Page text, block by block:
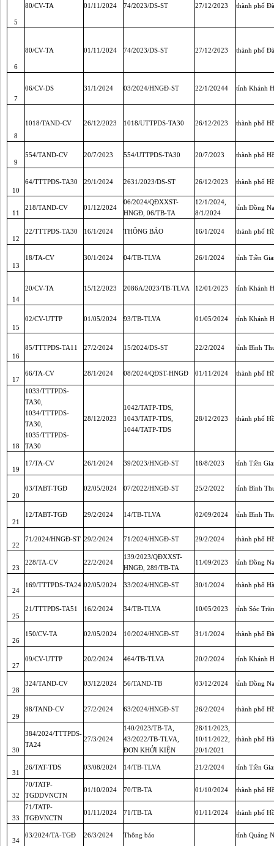
5
80/CV-TA 01/11/2024 74/2023/DS-ST 27/12/2023 thành phố
6
80/CV-TA 01/11/2024 74/2023/DS-ST 27/12/2023 thành phố
7
06/CV-DS 31/1/2024 03/2024/HNGĐ-ST 22/1/20244 tỉnh Khánh
8
1018/TAND-CV 26/12/2023 1018/UTTPDS-TA30 26/12/2023 thành phố
9
554/TAND-CV 20/7/2023 554/UTTPDS-TA30 20/7/2023 thành phố
10
64/TTTPDS-TA30 29/1/2024 2631/2023/DS-ST 26/12/2023 thành phố
11
218/TAND-CV 01/12/2024
06/2024/QĐXXST-
HNGĐ, 06/TB-TA
12/1/2024,
8/1/2024
tỉnh Đồng
12
22/TTTPDS-TA30 16/1/2024 THÔNG BÁO 16/1/2024 thành phố
13
18/TA-CV 30/1/2024 04/TB-TLVA 26/1/2024 tỉnh Tiền
14
20/CV-TA 15/12/2023 2086A/2023/TB-TLVA 12/01/2023 tỉnh Khánh
15
02/CV-UTTP 01/05/2024 93/TB-TLVA 01/05/2024 tỉnh Khánh
16
85/TTTPDS-TA11 27/2/2024 15/2024/DS-ST 22/2/2024 tỉnh Bình
17
66/TA-CV 28/1/2024 08/2024/QĐST-HNGĐ 01/11/2024 thành phố
18
1033/TTTPDS-
TA30,
1034/TTTPDS-
TA30,
1035/TTTPDS-
TA30
28/12/2023
1042/TATP-TDS,
1043/TATP-TDS,
1044/TATP-TDS
28/12/2023 thành phố
19
17/TA-CV 26/1/2024 39/2023/HNGĐ-ST 18/8/2023 tỉnh Tiền
20
03/TABT-TGĐ 02/05/2024 07/2022/HNGĐ-ST 25/2/2022 tỉnh Bình
21
12/TABT-TGĐ 29/2/2024 14/TB-TLVA 02/09/2024 tỉnh Bình
22
71/2024/HNGĐ-ST 29/2/2024 71/2024/HNGĐ-ST 29/2/2024 thành phố
23
228/TA-CV 22/2/2024
139/2023/QĐXXST-
HNGĐ, 289/TB-TA
11/09/2023 tỉnh Đồng
24
169/TTTPDS-TA24 02/05/2024 33/2024/HNGĐ-ST 30/1/2024 thành phố
25
21/TTTPDS-TA51 16/2/2024 34/TB-TLVA 10/05/2023 tỉnh Sóc
26
150/CV-TA 02/05/2024 10/2024/HNGĐ-ST 31/1/2024 thành phố
27
09/CV-UTTP 20/2/2024 464/TB-TLVA 20/2/2024 tỉnh Khánh
28
324/TAND-CV 03/12/2024 56/TAND-TB 03/12/2024 tỉnh Đồng
29
98/TAND-CV 27/2/2024 63/2024/HNGĐ-ST 26/2/2024 thành phố
30
384/2024/TTTPDS-
TA24
27/3/2024
140/2023/TB-TA,
43/2022/TB-TLVA,
ĐƠN KHỞI KIỆN
28/11/2023,
10/11/2022,
20/1/2021
thành phố
31
26/TAT-TDS 03/08/2024 14/TB-TLVA 21/2/2024 tỉnh Tiền
32
70/TATP-
TGDDVNCTN
01/10/2024 70/TB-TA 01/10/2024 thành phố
33
71/TATP-
TGĐVNCTN
01/11/2024 71/TB-TA 01/11/2024 thành phố
34
03/2024/TA-TGĐ 26/3/2024 Thông báo tỉnh Quảng